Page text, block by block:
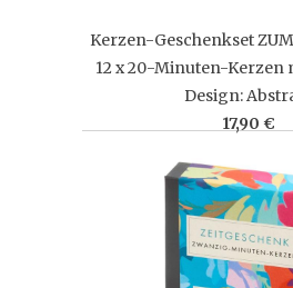
Kerzen-Geschenkset
12 x 20-Minuten-Kerzen
Design:
17,90 €